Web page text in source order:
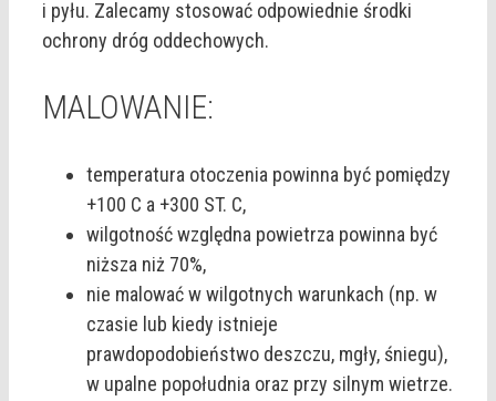
i pyłu. Zalecamy stosować odpowiednie środki
ochrony dróg oddechowych.
MALOWANIE:
temperatura otoczenia powinna być pomiędzy
+100 C a +300 ST. C,
wilgotność względna powietrza powinna być
niższa niż 70%,
nie malować w wilgotnych warunkach (np. w
czasie lub kiedy istnieje
prawdopodobieństwo deszczu, mgły, śniegu),
w upalne popołudnia oraz przy silnym wietrze.